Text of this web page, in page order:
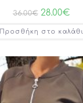
36.00€ 28.00€
Προσθήκη στο καλάθι